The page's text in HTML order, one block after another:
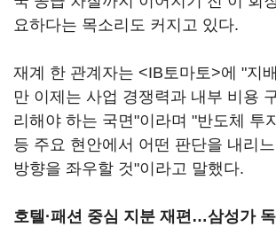
요하다는 목소리도 커지고 있다.
재계 한 관계자는 <IB토마토>에 "지
만 이제는 사업 경쟁력과 내부 비용
리해야 하는 국면"이라며 "반도체 투
등 주요 현안에서 어떤 판단을 내리
방향을 좌우할 것"이라고 말했다.
호텔·패션 중심 지분 재편…삼성가